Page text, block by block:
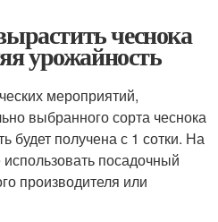
чеснока
урожайность
мероприятий,
выбранного сорта чеснока
будет получена с 1 сотки. На
посадочный
производителя или